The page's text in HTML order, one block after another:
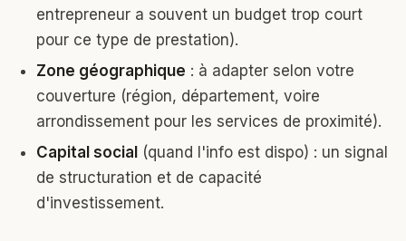
entrepreneur a souvent un budget trop court
pour ce type de prestation).
Zone géographique : à adapter selon votre
couverture (région, département, voire
arrondissement pour les services de proximité).
Capital social (quand l'info est dispo) : un signal
de structuration et de capacité
d'investissement.